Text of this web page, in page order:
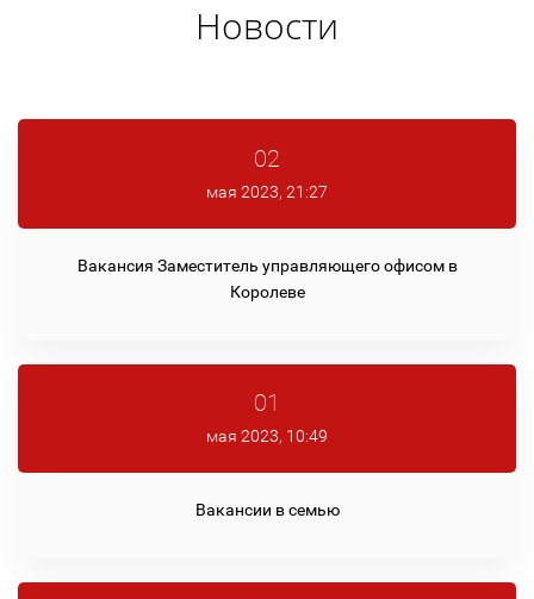
Новости
02
мая 2023, 21:27
Вакансия Заместитель управляющего офисом в
Королеве
01
мая 2023, 10:49
Вакансии в семью